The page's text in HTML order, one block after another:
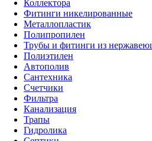
Коллектора
Фитинги никелированные
Металлопластик
Полипропилен
Трубы и фитинги из
Полиэтилен
Автополив
Сантехника
Счетчики
Фильтра
Канализация
Трапы
Гидролика